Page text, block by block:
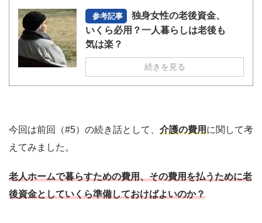
参考記事
独身女性の老後資金、
いくら必用？一人暮らしは老後も
気は楽？
続きを見る
今回は前回（#5）の続き話として、 介護の費用に関して考
えてみました。
老人ホームで暮らすための費用、その費用を払うために老
後資金としていくら準備しておけばよいのか？